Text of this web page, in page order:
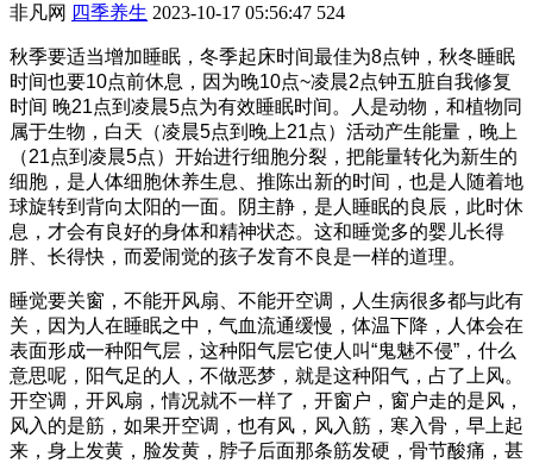
非凡网 四季养生 2023-10-17 05:56:47 524
秋季要适当增加睡眠，冬季起床时间最佳为8点钟，秋冬睡眠
时间也要10点前休息，因为晚10点~凌晨2点钟五脏自我修复
时间 晚21点到凌晨5点为有效睡眠时间。人是动物，和植物同
属于生物，白天（凌晨5点到晚上21点）活动产生能量，晚上
（21点到凌晨5点）开始进行细胞分裂，把能量转化为新生的
细胞，是人体细胞休养生息、推陈出新的时间，也是人随着地
球旋转到背向太阳的一面。阴主静，是人睡眠的良辰，此时休
息，才会有良好的身体和精神状态。这和睡觉多的婴儿长得
胖、长得快，而爱闹觉的孩子发育不良是一样的道理。
睡觉要关窗，不能开风扇、不能开空调，人生病很多都与此有
关，因为人在睡眠之中，气血流通缓慢，体温下降，人体会在
表面形成一种阳气层，这种阳气层它使人叫“鬼魅不侵”，什么
意思呢，阳气足的人，不做恶梦，就是这种阳气，占了上风。
开空调，开风扇，情况就不一样了，开窗户，窗户走的是风，
风入的是筋，如果开空调，也有风，风入筋，寒入骨，早上起
来，身上发黄，脸发黄，脖子后面那条筋发硬，骨节酸痛，甚